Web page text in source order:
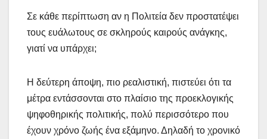
Σε κάθε περίπτωση αν η Πολιτεία δεν προστατέψει
τους ευάλωτους σε σκληρούς καιρούς ανάγκης,
γιατί να υπάρχει;
Η δεύτερη άποψη, πιο ρεαλιστική, πιστεύει ότι τα
μέτρα εντάσσονται στο πλαίσιο της προεκλογικής
ψηφοθηρικής πολιτικής, πολύ περισσότερο που
έχουν χρόνο ζωής ένα εξάμηνο. Δηλαδή το χρονικό